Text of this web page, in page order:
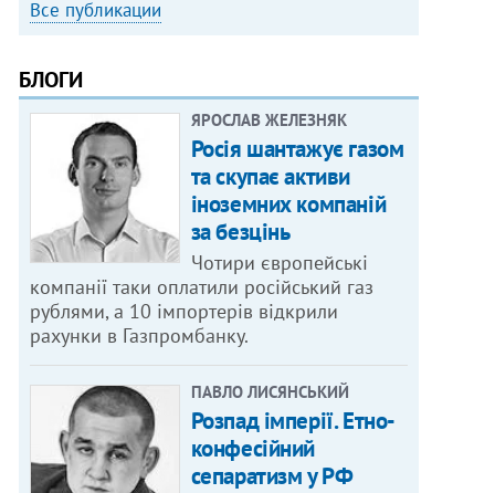
Все публикации
БЛОГИ
ЯРОСЛАВ ЖЕЛЕЗНЯК
Росія шантажує газом
та скупає активи
іноземних компаній
за безцінь
Чотири європейські
компанії таки оплатили російський газ
рублями, а 10 імпортерів відкрили
рахунки в Газпромбанку.
ПАВЛО ЛИСЯНСЬКИЙ
Розпад імперії. Етно-
конфесійний
сепаратизм у РФ